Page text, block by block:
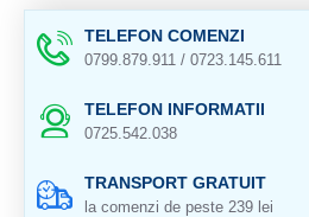
TELEFON COMENZI
0799.879.911 / 0723.145.611
TELEFON INFORMATII
0725.542.038
TRANSPORT GRATUIT
la comenzi de peste 239 lei